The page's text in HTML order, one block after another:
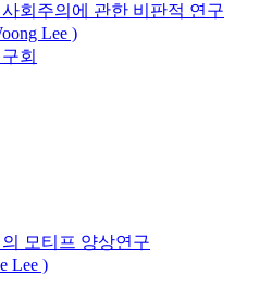
회주의에 관한 비판적 연구
Lee )
회
모티프 양상연구
Lee )